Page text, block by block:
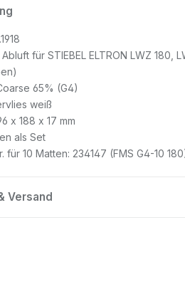
für STIEBEL ELTRON LWZ 180,
65% (G4)
weiß
x 188 x 17 mm
als Set
für 10 Matten: 234147 (FMS G4-10
Versand